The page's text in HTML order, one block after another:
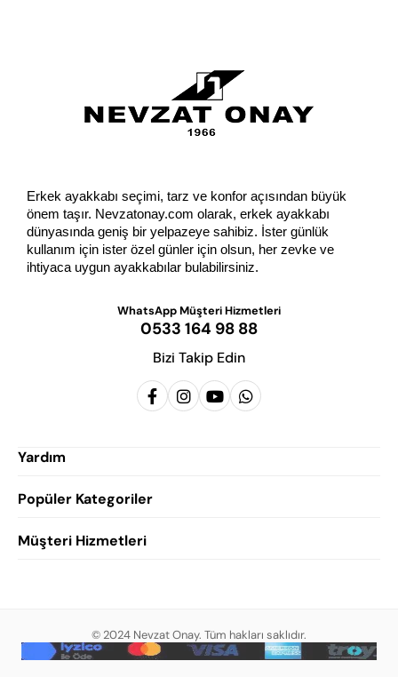
Erkek ayakkabı seçimi, tarz ve konfor açısından büyük
önem taşır. Nevzatonay.com olarak, erkek ayakkabı
dünyasında geniş bir yelpazeye sahibiz. İster günlük
kullanım için ister özel günler için olsun, her zevke ve
ihtiyaca uygun ayakkabılar bulabilirsiniz.
WhatsApp Müşteri Hizmetleri
0533 164 98 88
Bizi Takip Edin
Yardım
Hakkımızda
Popüler Kategoriler
Erkek Klasik Ayakkabı
Erkek Günlük Ayakkabı
Erkek Sandalet
Müşteri Hizmetleri
Mesafeli Satış Sözleşmesi
© 2024 Nevzat Onay. Tüm hakları saklıdır.